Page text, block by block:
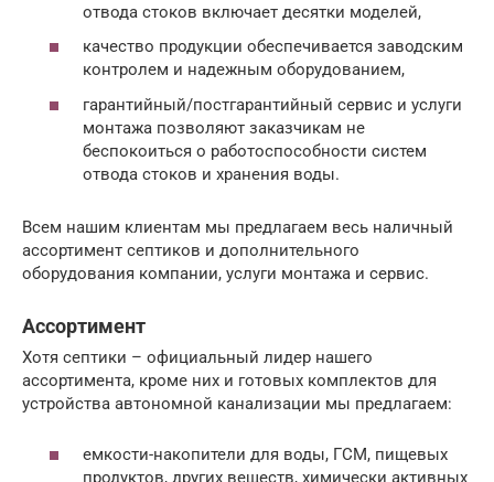
отвода стоков включает десятки моделей,
качество продукции обеспечивается заводским
контролем и надежным оборудованием,
гарантийный/постгарантийный сервис и услуги
монтажа позволяют заказчикам не
беспокоиться о работоспособности систем
отвода стоков и хранения воды.
Всем нашим клиентам мы предлагаем весь наличный
ассортимент септиков и дополнительного
оборудования компании, услуги монтажа и сервис.
Ассортимент
Хотя септики – официальный лидер нашего
ассортимента, кроме них и готовых комплектов для
устройства автономной канализации мы предлагаем:
емкости-накопители для воды, ГСМ, пищевых
продуктов, других веществ, химически активных